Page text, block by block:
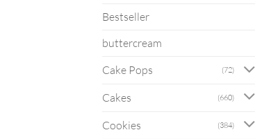
Bestseller
buttercream
Cake Pops (72)
Cakes (660)
Cookies (384)